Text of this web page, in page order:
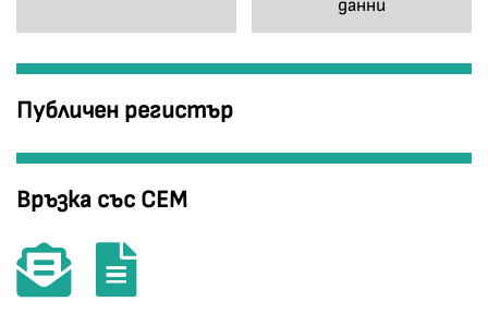
данни
Публичен регистър
Връзка със СЕМ